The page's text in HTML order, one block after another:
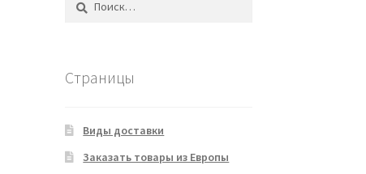
Страницы
Виды доставки
Заказать товары из Европы